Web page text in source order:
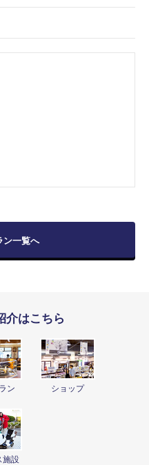
ン一覧へ
介はこちら
ン ショップ
施設